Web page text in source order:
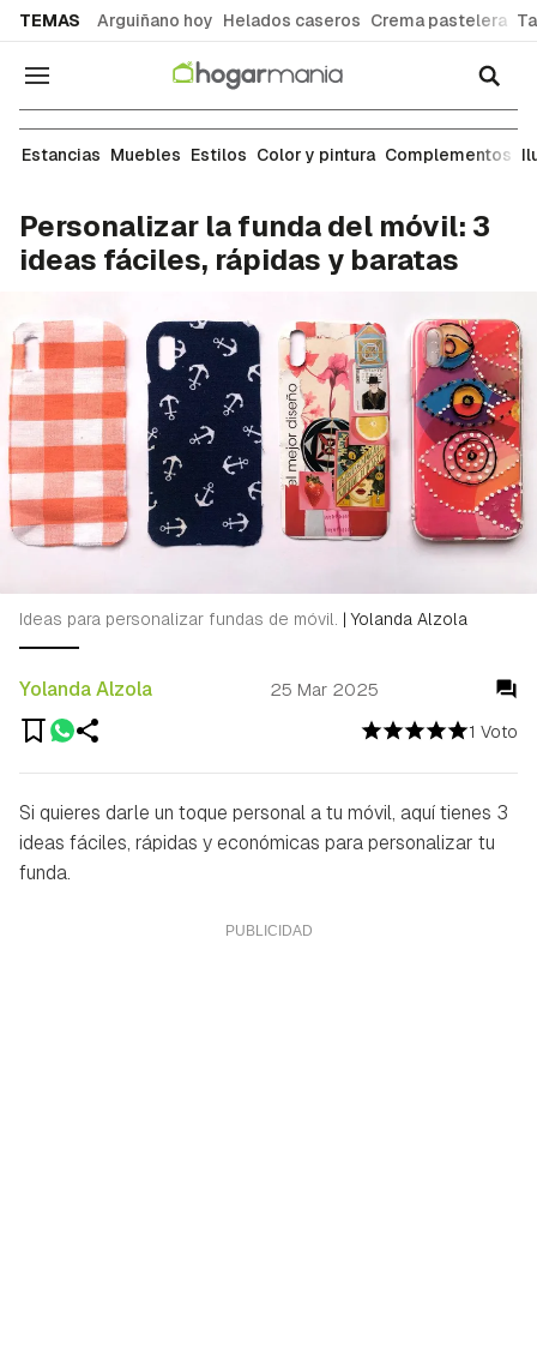
TEMAS Arguiñano hoy Helados caseros Crema pastelera
Navegación
Manualidades
Estancias Muebles Estilos Color y pintura Complementos
Personalizar la funda del móvil: 3
ideas fáciles, rápidas y baratas
1 Voto
Yolanda Alzola 25 Mar 2025
Ideas para personalizar fundas de móvil. |Yolanda Alzola
Si quieres darle un toque personal a tu móvil, aquí tienes 3
ideas fáciles, rápidas y económicas para personalizar tu
funda.